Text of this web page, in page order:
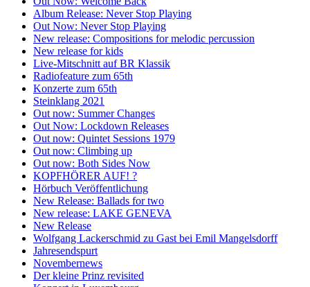
Album Release: Never Stop Playing
Out Now: Never Stop Playing
New release: Compositions for melodic percussion
New release for kids
Live-Mitschnitt auf BR Klassik
Radiofeature zum 65th
Konzerte zum 65th
Steinklang 2021
Out now: Summer Changes
Out Now: Lockdown Releases
Out now: Quintet Sessions 1979
Out now: Climbing up
Out now: Both Sides Now
KOPFHÖRER AUF! ?
Hörbuch Veröffentlichung
New Release: Ballads for two
New release: LAKE GENEVA
New Release
Wolfgang Lackerschmid zu Gast bei Emil Mangelsdorff
Jahresendspurt
Novembernews
Der kleine Prinz revisited